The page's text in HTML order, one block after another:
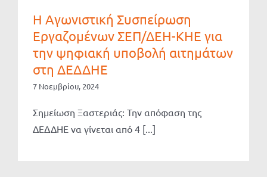
Η Αγωνιστική Συσπείρωση
Εργαζομένων ΣΕΠ/ΔΕΗ-ΚΗΕ για
την ψηφιακή υποβολή αιτημάτων
στη ΔΕΔΔΗΕ
7 Νοεμβρίου, 2024
Σημείωση Ξαστεριάς: Την απόφαση της
ΔΕΔΔΗΕ να γίνεται από 4 [...]